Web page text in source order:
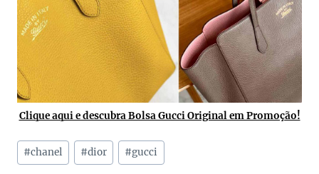
Clique aqui e descubra Bolsa Gucci Original em Promoção!
Tags
do
#chanel #dior #gucci